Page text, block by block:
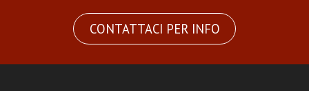
CONTATTACI PER INFO